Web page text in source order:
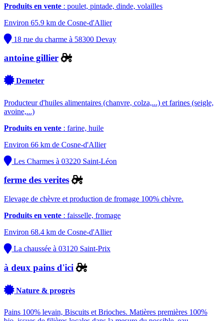
Produits en vente : poulet, pintade, dinde, volailles
Environ 65.9 km de Cosne-d'Allier
18 rue du charme à 58300 Devay
antoine gillier
Demeter
Producteur d'huiles alimentaires (chanvre, colza,...) et farines (seigle,
avoine,...)
Produits en vente : farine, huile
Environ 66 km de Cosne-d'Allier
Les Charmes à 03220 Saint-Léon
ferme des verites
Elevage de chèvre et production de fromage 100% chèvre.
Produits en vente : faisselle, fromage
Environ 68.4 km de Cosne-d'Allier
La chaussée à 03120 Saint-Prix
à deux pains d'ici
Nature & progrès
Pains 100% levain, Biscuits et Brioches. Matières premières 100%